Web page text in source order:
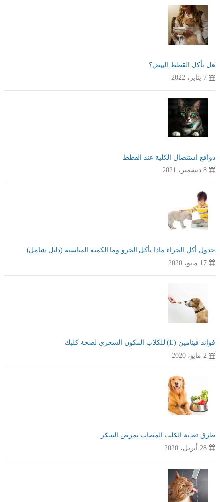
هل تأكل القطط البيض؟
7 يناير، 2022
دوافع استئصال الكلية عند القطط
8 ديسمبر، 2021
جدول أكل الجراء ماذا يأكل الجرو وما الكمية المناسبة (دليل شامل)
17 مايو، 2020
فوائد فيتامين (E) للكلاب المكون السحري لصحة كلبك
2 مايو، 2020
طرق تغذية الكلب المصاب بمرض السكر
28 أبريل، 2020